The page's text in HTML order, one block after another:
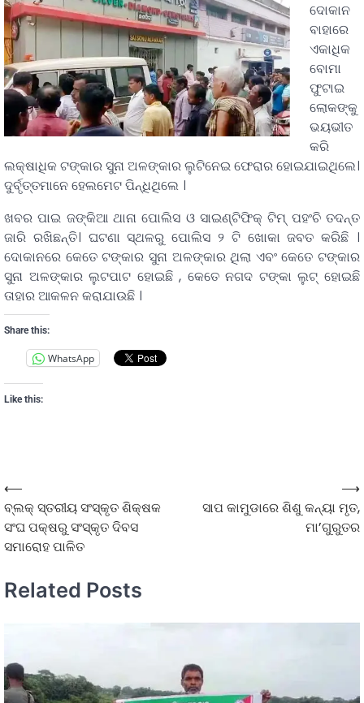
ଦୋକାନ
ବାହାରେ
ଏକାଧିକ
ବୋମା
ଫୁଟାଇ
ଲୋକଙ୍କୁ
ଭୟଭୀତ
କରି
ଲକ୍ଷାଧିକ ଟଙ୍କାର ସୁନା ଅଳଙ୍କାର ଲୁଟିନେଇ ଫେରାର ହୋଇଯାଇଥିଲେ।
ଦୁର୍ବୃତ୍ତମାନେ ହେଲମେଟ ପିନ୍ଧିଥିଲେ ।
ଖବର ପାଇ ଜଙ୍କିଆ ଥାନା ପୋଲିସ ଓ ସାଇଣ୍ଟିଫିକ୍ ଟିମ୍ ପହଂଚି ତଦନ୍ତ
ଜାରି ରଖିଛନ୍ତି। ଘଟଣା ସ୍ଥଳରୁ ପୋଲିସ ୨ ଟି ଖୋକା ଜବତ କରିଛି ।
ଦୋକାନରେ କେତେ ଟଙ୍କାର ସୁନା ଅଳଙ୍କାର ଥିଲା ଏବଂ କେତେ ଟଙ୍କାର
ସୁନା ଅଳଙ୍କାର ଲୁଟପାଟ ହୋଇଛି , କେତେ ନଗଦ ଟଙ୍କା ଲୁଟ୍ ହୋଇଛି
ତାହାର ଆକଳନ କରାଯାଉଛି ।
Share this:
WhatsApp
Like this:
⟵
ବ୍ଲକ୍ ସ୍ତରୀୟ ସଂସ୍କୃତ ଶିକ୍ଷକ
ସଂଘ ପକ୍ଷରୁ ସଂସ୍କୃତ ଦିବସ
ସମାରୋହ ପାଳିତ
ସାପ କାମୁଡାରେ ଶିଶୁ କନ୍ୟା ମୃତ,
ମା’ଗୁରୁତର
⟶
Related Posts